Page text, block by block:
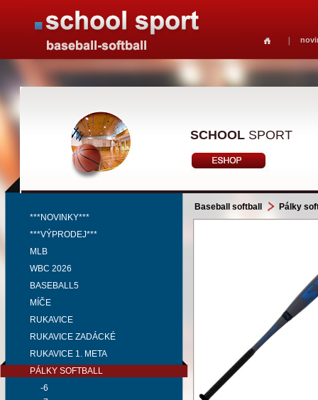
SCHOOL SPORT
***NOVINKY***
***VÝPRODEJ***
MLB
WBC 2026
BASEBALL5
MÍČE
RUKAVICE
RUKAVICE ZADÁCKÉ
RUKAVICE 1. META
PÁLKY SOFTBALL
-6
Baseball softball Pálky